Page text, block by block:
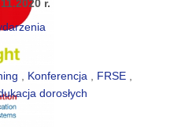
r.
, Konferencja , FRSE ,
dorosłych